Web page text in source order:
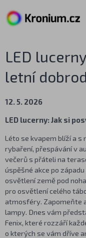
LED
letní
12. 5. 2026
LED lucerny: Jak si
Léto se kvapem blíží a s
rybaření, přespávání v
večerů s přáteli na
úspěšné akce po
osvětlení země pod
pro osvětlení celého
atmosféry. Zapomeňte
lampy. Dnes vám
Fenix, které rozzáří
o kterých se vám dříve